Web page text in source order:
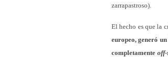
zarrapastroso).
El hecho es que la
europeo, generó
completamente off-